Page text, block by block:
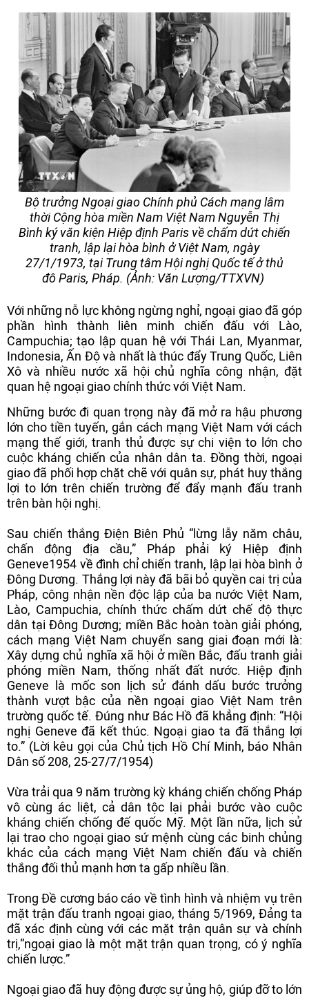
Bộ trưởng Ngoại giao Chính phủ Cách mạng lâm
thời Cộng hòa miền Nam Việt Nam Nguyễn Thị
Bình ký văn kiện Hiệp định Paris về chấm dứt chiến
tranh, lập lại hòa bình ở Việt Nam, ngày
27/1/1973, tại Trung tâm Hội nghị Quốc tế ở thủ
đô Paris, Pháp. (Ảnh: Văn Lượng/TTXVN)
Với những nỗ lực không ngừng nghỉ, ngoại giao đã góp
phần hình thành liên minh chiến đấu với Lào,
Campuchia; tạo lập quan hệ với Thái Lan, Myanmar,
Indonesia, Ấn Độ và nhất là thúc đẩy Trung Quốc, Liên
Xô và nhiều nước xã hội chủ nghĩa công nhận, đặt
quan hệ ngoại giao chính thức với Việt Nam.
Những bước đi quan trọng này đã mở ra hậu phương
lớn cho tiền tuyến, gắn cách mạng Việt Nam với cách
mạng thế giới, tranh thủ được sự chi viện to lớn cho
cuộc kháng chiến của nhân dân ta. Đồng thời, ngoại
giao đã phối hợp chặt chẽ với quân sự, phát huy thắng
lợi to lớn trên chiến trường để đẩy mạnh đấu tranh
trên bàn hội nghị.
Sau chiến thắng Điện Biên Phủ “lừng lẫy năm châu,
chấn động địa cầu,” Pháp phải ký Hiệp định
Geneve1954 về đình chỉ chiến tranh, lập lại hòa bình ở
Đông Dương. Thắng lợi này đã bãi bỏ quyền cai trị của
Pháp, công nhận nền độc lập của ba nước Việt Nam,
Lào, Campuchia, chính thức chấm dứt chế độ thực
dân tại Đông Dương; miền Bắc hoàn toàn giải phóng,
cách mạng Việt Nam chuyển sang giai đoạn mới là:
Xây dựng chủ nghĩa xã hội ở miền Bắc, đấu tranh giải
phóng miền Nam, thống nhất đất nước. Hiệp định
Geneve là mốc son lịch sử đánh dấu bước trưởng
thành vượt bậc của nền ngoại giao Việt Nam trên
trường quốc tế. Đúng như Bác Hồ đã khẳng định: “Hội
nghị Geneve đã kết thúc. Ngoại giao ta đã thắng lợi
to.” (Lời kêu gọi của Chủ tịch Hồ Chí Minh, báo Nhân
Dân số 208, 25-27/7/1954)
Vừa trải qua 9 năm trường kỳ kháng chiến chống Pháp
vô cùng ác liệt, cả dân tộc lại phải bước vào cuộc
kháng chiến chống đế quốc Mỹ. Một lần nữa, lịch sử
lại trao cho ngoại giao sứ mệnh cùng các binh chủng
khác của cách mạng Việt Nam chiến đấu và chiến
thắng đối thủ mạnh hơn ta gấp nhiều lần.
Trong Đề cương báo cáo về tình hình và nhiệm vụ trên
mặt trận đấu tranh ngoại giao, tháng 5/1969, Đảng ta
đã xác định cùng với các mặt trận quân sự và chính
trị,“ngoại giao là một mặt trận quan trọng, có ý nghĩa
chiến lược.”
Ngoại giao đã huy động được sự ủng hộ, giúp đỡ to lớn